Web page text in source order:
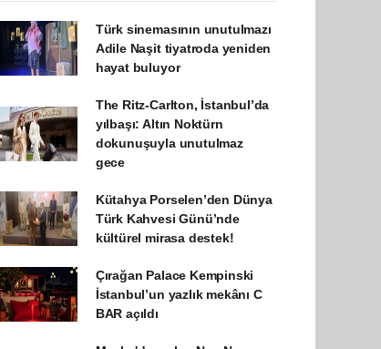
Türk sinemasının unutulmazı
Adile Naşit tiyatroda yeniden
hayat buluyor
The Ritz-Carlton, İstanbul’da
yılbaşı: Altın Noktürn
dokunuşuyla unutulmaz
gece
Kütahya Porselen’den Dünya
Türk Kahvesi Günü’nde
kültürel mirasa destek!
Çırağan Palace Kempinski
İstanbul’un yazlık mekânı C
BAR açıldı